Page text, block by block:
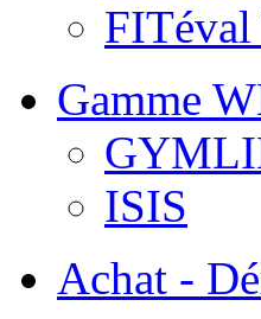
FITéval
Gamme
ISIS
Achat -